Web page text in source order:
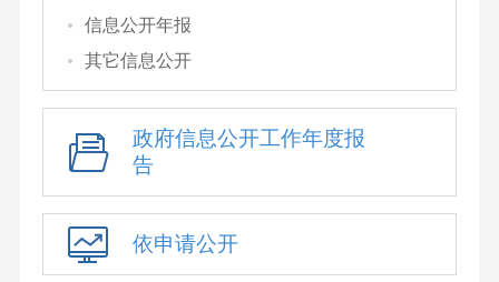
信息公开年报
其它信息公开
政府信息公开工作年度报
告
依申请公开